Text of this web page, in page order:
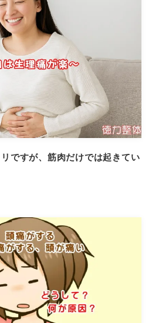
ですが、筋肉だけでは起きてい